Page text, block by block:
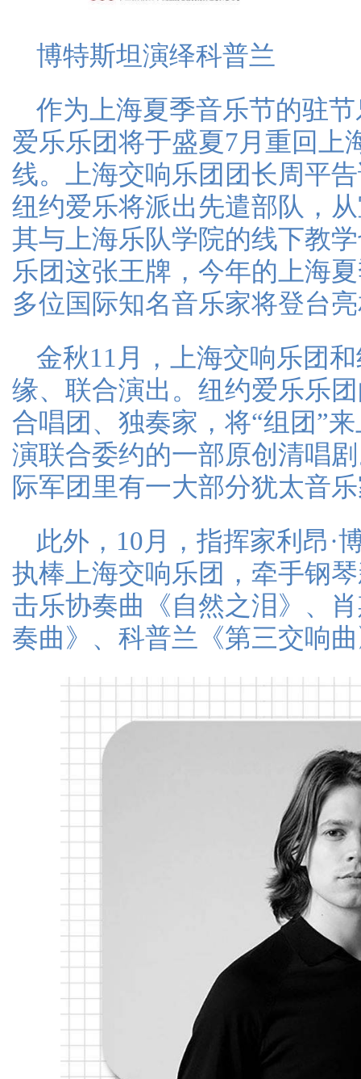
博特斯坦演绎科普兰
作为上海夏季音乐节的驻
爱乐乐团将于盛夏7月重回上
线。上海交响乐团团长周平
纽约爱乐将派出先遣部队，
其与上海乐队学院的线下教
乐团这张王牌，今年的上海
多位国际知名音乐家将登台
金秋11月，上海交响乐团
缘、联合演出。纽约爱乐乐
合唱团、独奏家，将“组团”
演联合委约的一部原创清唱
际军团里有一大部分犹太音
此外，10月，指挥家利昂·
执棒上海交响乐团，牵手钢
击乐协奏曲《自然之泪》、
奏曲》、科普兰《第三交响